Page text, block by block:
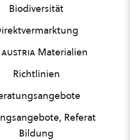
Biodiversität
austriaMaterialien
Richtlinien
Referat
Bildung